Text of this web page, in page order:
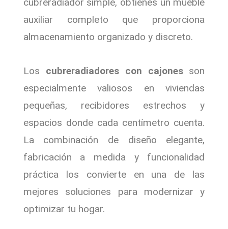
auxiliar completo que proporciona
almacenamiento organizado y discreto.
Los cubreradiadores con cajonesson
especialmente valiosos en viviendas
pequeñas, recibidores estrechos y
espacios donde cada centímetro cuenta.
La combinación de diseño elegante,
fabricación a medida y funcionalidad
práctica los convierte en una de las
mejores soluciones para modernizar y
optimizar tu hogar.